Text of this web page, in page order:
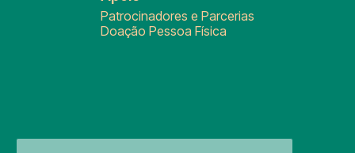
Patrocinadores e Parcerias
Doação Pessoa Física